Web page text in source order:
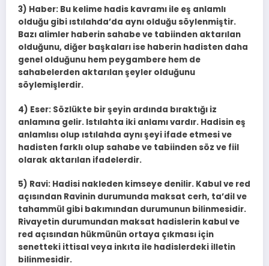
3) Haber: Bu kelime hadis kavramı ile eş anlamlı
olduğu gibi ıstılahda’da aynı olduğu söylenmiştir.
Bazı alimler haberin sahabe ve tabiinden aktarılan
olduğunu, diğer başkaları ise haberin hadisten daha
genel olduğunu hem peygambere hem de
sahabelerden aktarılan şeyler olduğunu
söylemişlerdir.
4) Eser: Sözlükte bir şeyin ardında bıraktığı iz
anlamına gelir. Istılahta iki anlamı vardır. Hadisin eş
anlamlısı olup ıstılahda aynı şeyi ifade etmesi ve
hadisten farklı olup sahabe ve tabiinden söz ve fiil
olarak aktarılan ifadelerdir.
5) Ravi: Hadisi nakleden kimseye denilir. Kabul ve red
açısından Ravinin durumunda maksat cerh, ta’dil ve
tahammül gibi bakımından durumunun bilinmesidir.
Rivayetin durumundan maksat hadislerin kabul ve
red açısından hükmünün ortaya çıkması için
senetteki ittisal veya inkıta ile hadislerdeki illetin
bilinmesidir.